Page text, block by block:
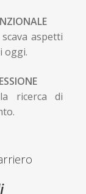
aspetti
oggi.
ricerca di